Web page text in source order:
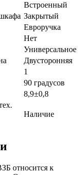
Встроенный
Закрытый
Евроручка
Нет
Универсальное
Двусторонняя
1
90 градусов
8,9±0,8
Наличие
относится к